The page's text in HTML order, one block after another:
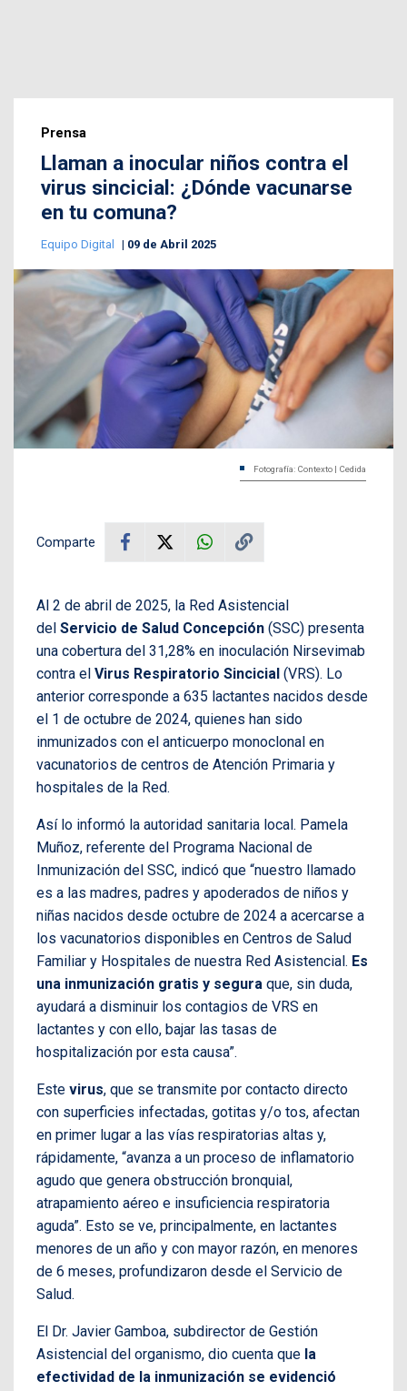
Prensa
Llaman a inocular niños contra el
virus sincicial: ¿Dónde vacunarse
en tu comuna?
Equipo Digital 09 de Abril 2025
Fotografía: Contexto | Cedida
Comparte
Al 2 de abril de 2025, la Red Asistencial
del Servicio de Salud Concepción (SSC) presenta
una cobertura del 31,28% en inoculación Nirsevimab
contra el Virus Respiratorio Sincicial (VRS). Lo
anterior corresponde a 635 lactantes nacidos desde
el 1 de octubre de 2024, quienes han sido
inmunizados con el anticuerpo monoclonal en
vacunatorios de centros de Atención Primaria y
hospitales de la Red.
Así lo informó la autoridad sanitaria local. Pamela
Muñoz, referente del Programa Nacional de
Inmunización del SSC, indicó que “nuestro llamado
es a las madres, padres y apoderados de niños y
niñas nacidos desde octubre de 2024 a acercarse a
los vacunatorios disponibles en Centros de Salud
Familiar y Hospitales de nuestra Red Asistencial. Es
una inmunización gratis y segura que, sin duda,
ayudará a disminuir los contagios de VRS en
lactantes y con ello, bajar las tasas de
hospitalización por esta causa”.
Este virus, que se transmite por contacto directo
con superficies infectadas, gotitas y/o tos, afectan
en primer lugar a las vías respiratorias altas y,
rápidamente, “avanza a un proceso de inflamatorio
agudo que genera obstrucción bronquial,
atrapamiento aéreo e insuficiencia respiratoria
aguda”. Esto se ve, principalmente, en lactantes
menores de un año y con mayor razón, en menores
de 6 meses, profundizaron desde el Servicio de
Salud.
El Dr. Javier Gamboa, subdirector de Gestión
Asistencial del organismo, dio cuenta que la
efectividad de la inmunización se evidenció